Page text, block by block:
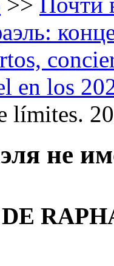
en los
límites.
не